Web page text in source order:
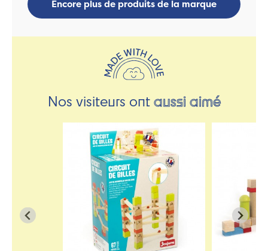
Encore plus de produits de la marque
Nos visiteurs ontaussi aimé